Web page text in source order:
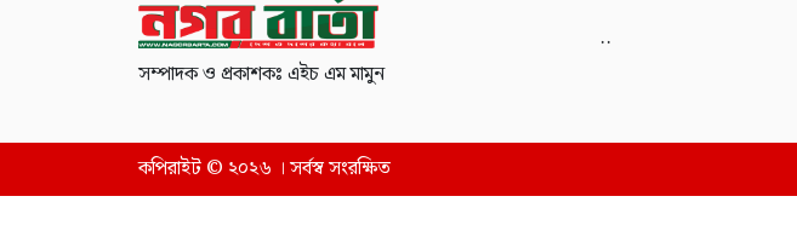
সম্পাদক ও প্রকাশকঃ এইচ এম মামুন
..
কপিরাইট © ২০২৬ । সর্বস্ব সংরক্ষিত